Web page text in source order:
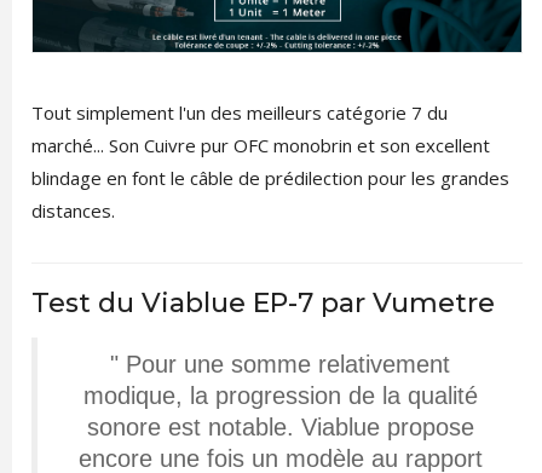
Tout simplement l'un des meilleurs catégorie 7 du
marché... Son Cuivre pur OFC monobrin et son excellent
blindage en font le câble de prédilection pour les grandes
distances.
Test du Viablue EP-7 par Vumetre
" Pour une somme relativement
modique, la progression de la qualité
sonore est notable. Viablue propose
encore une fois un modèle au rapport